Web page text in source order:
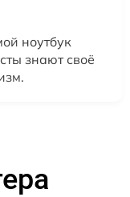
ноутбук
знают своё